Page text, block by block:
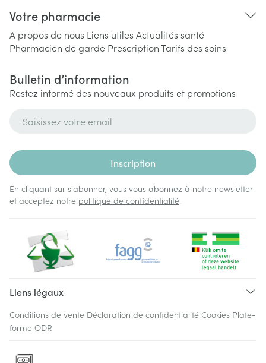
Votre pharmacie
A propos de nous Liens utiles Actualités santé
Pharmacien de garde PrescriptionTarifs des soins
Bulletin d’information
Restez informé des nouveaux produits et promotions
Inscription
En cliquant sur s'abonner, vous vous abonnez à notre newsletter
et acceptez notre politique de confidentialité.
Liens légaux
Conditions de vente Déclaration de confidentialité Cookies Plate-
forme ODR